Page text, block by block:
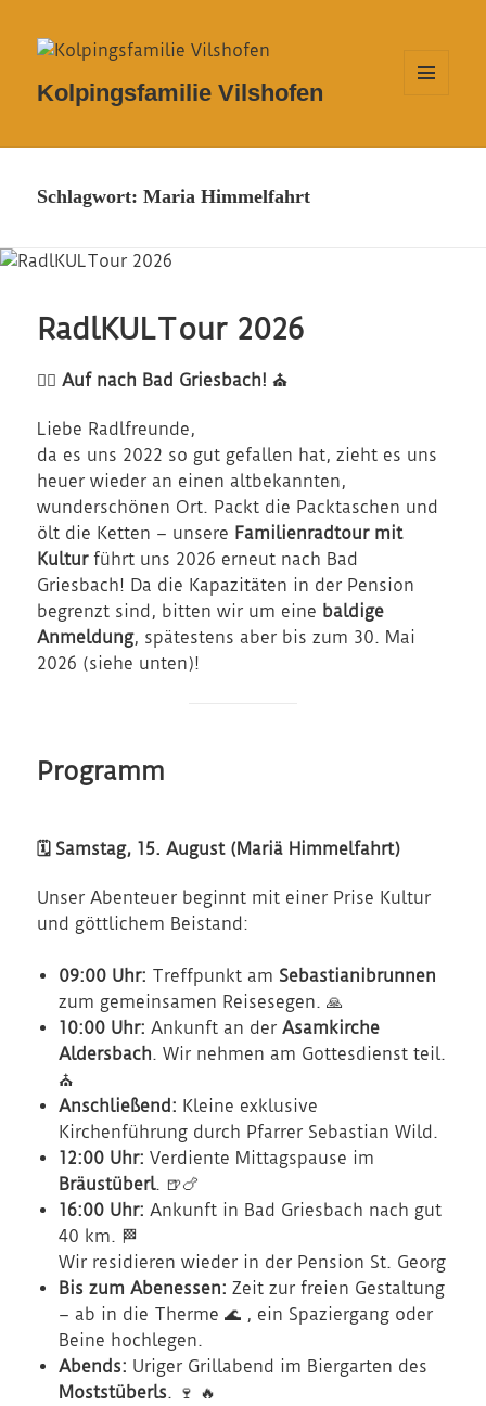
Kolpingsfamilie Vilshofen
Schlagwort:Maria Himmelfahrt
RadlKULTour 2026
🚴‍♂️ Auf nach Bad Griesbach! ⛪
Liebe Radlfreunde,
da es uns 2022 so gut gefallen hat, zieht es uns
heuer wieder an einen altbekannten,
wunderschönen Ort. Packt die Packtaschen und
ölt die Ketten – unsere Familienradtour mit
Kulturführt uns 2026 erneut nach Bad
Griesbach! Da die Kapazitäten in der Pension
begrenzt sind, bitten wir um eine baldige
Anmeldung, spätestens aber bis zum 30. Mai
2026 (siehe unten)!
Programm
🗓 Samstag, 15. August (Mariä Himmelfahrt)
Unser Abenteuer beginnt mit einer Prise Kultur
und göttlichem Beistand:
09:00 Uhr: Treffpunkt am Sebastianibrunnen
zum gemeinsamen Reisesegen. 🙏
10:00 Uhr: Ankunft an derAsamkirche
Aldersbach. Wir nehmen am Gottesdienst teil.
⛪
Anschließend: Kleine exklusive
Kirchenführung durch Pfarrer Sebastian Wild.
12:00 Uhr: Verdiente Mittagspause im
Bräustüberl. 🍺🍗
16:00 Uhr: Ankunft in Bad Griesbach nach gut
40 km. 🏁
Wir residieren wieder in der Pension St. Georg
Bis zum Abenessen: Zeit zur freien Gestaltung
– ab in die Therme 🌊 , ein Spaziergang oder
Beine hochlegen.
Abends: Uriger Grillabend im Biergarten des
Moststüberls. 🍷 🔥